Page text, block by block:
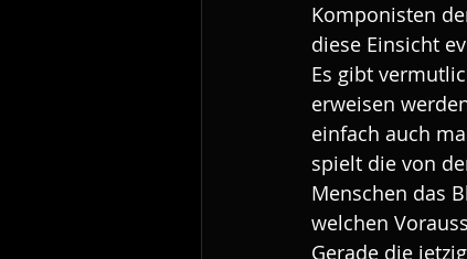
Komponisten
diese Einsicht
Es gibt
erweisen
einfach auch
spielt die von
Menschen das
welchen
Gerade die